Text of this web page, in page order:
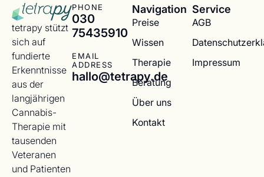
tetrapy stützt
sich auf
fundierte
Erkenntnisse
aus der
langjährigen
Cannabis-
Therapie mit
tausenden
Veteranen
und Patienten
PHONE
030
75435910
EMAIL
ADDRESS
hallo@tetrapy.de
Navigation
Preise
Wissen
Therapie
Beratung
Über uns
Kontakt
Service
AGB
Impressum